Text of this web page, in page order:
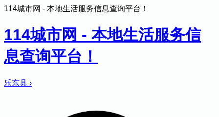
114城市网 - 本地生活服务信息查询平台！
114城市网 - 本地生活服务信
息查询平台！
乐东县 ›